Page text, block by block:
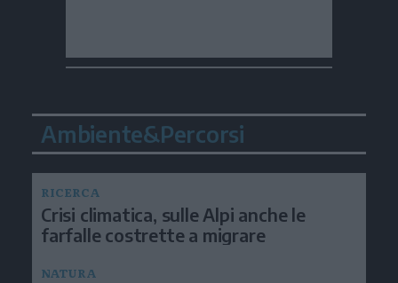
Ambiente&Percorsi
RICERCA
Crisi climatica, sulle Alpi anche le
farfalle costrette a migrare
NATURA